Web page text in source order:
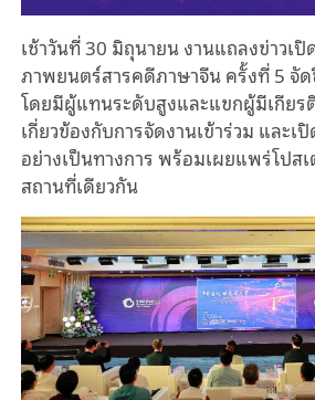
เช้าวันที่ 30 มิถุนายน งานแถลงข่าวเ
ภาพยนตร์สารคดีภาษาจีน ครั้งที่ 5 จัด
โดยมีผู้แทนระดับสูงและแขกผู้มีเกียร
เกี่ยวข้องกับการจัดงานเข้าร่วม และเ
อย่างเป็นทางการ พร้อมเผยแพร่โปส
สถานที่เดียวกัน